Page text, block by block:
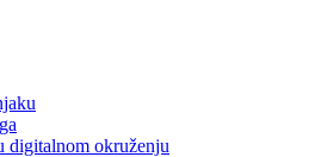
digitalnom okruženju